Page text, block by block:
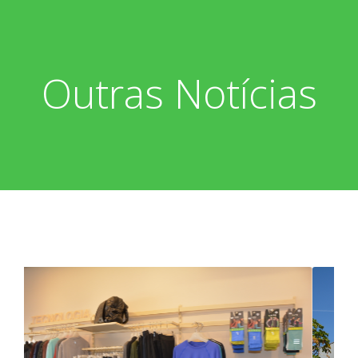
Outras Notícias